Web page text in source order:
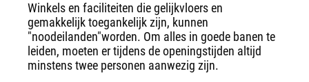
Winkels en faciliteiten die gelijkvloers en
gemakkelijk toegankelijk zijn, kunnen
"noodeilanden"worden. Om alles in goede banen te
leiden, moeten er tijdens de openingstijden altijd
minstens twee personen aanwezig zijn.